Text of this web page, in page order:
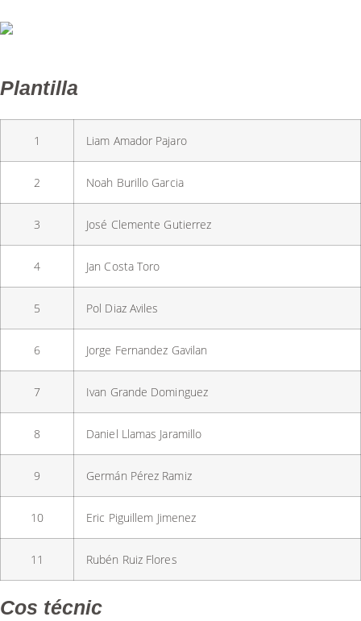
Plantilla
1 Liam Amador Pajaro
2 Noah Burillo Garcia
3 José Clemente Gutierrez
4 Jan Costa Toro
5 Pol Diaz Aviles
6 Jorge Fernandez Gavilan
7 Ivan Grande Dominguez
8 Daniel Llamas Jaramillo
9 Germán Pérez Ramiz
10 Eric Piguillem Jimenez
11 Rubén Ruiz Flores
Cos técnic